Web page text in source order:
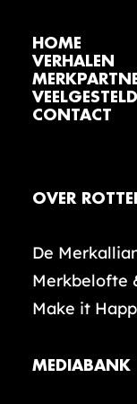
HOME
VERHALEN
CONTACT
OVER
De
Merkbelofte
Make it
MEDIABANK